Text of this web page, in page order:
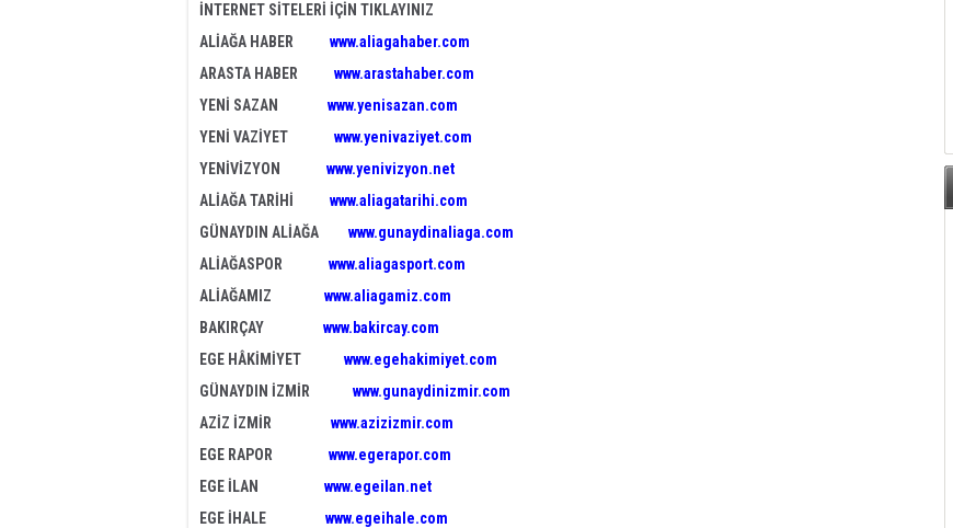
İNTERNET SİTELERİ İÇİN TIKLAYINIZ
ALİAĞA HABER www.aliagahaber.com
ARASTA HABER www.arastahaber.com
YENİ SAZAN www.yenisazan.com
YENİ VAZİYET www.yenivaziyet.com
YENİVİZYON www.yenivizyon.net
ALİAĞA TARİHİ www.aliagatarihi.com
GÜNAYDIN ALİAĞA www.gunaydinaliaga.com
ALİAĞASPOR www.aliagasport.com
ALİAĞAMIZ www.aliagamiz.com
BAKIRÇAY www.bakircay.com
EGE HÂKİMİYET www.egehakimiyet.com
GÜNAYDIN İZMİR www.gunaydinizmir.com
AZİZ İZMİR www.azizizmir.com
EGE RAPOR www.egerapor.com
EGE İLAN www.egeilan.net
EGE İHALE www.egeihale.com